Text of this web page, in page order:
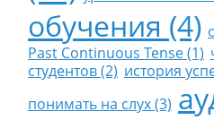
обучения (4)
Past Continuous Tense (1)
студентов (2) история
понимать на слух (3)